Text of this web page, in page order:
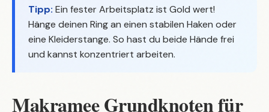
Tipp: Ein fester Arbeitsplatz ist Gold wert!
Hänge deinen Ring an einen stabilen Haken oder
eine Kleiderstange. So hast du beide Hände frei
und kannst konzentriert arbeiten.
Makramee Grundknoten für